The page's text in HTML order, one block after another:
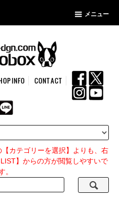
メニュー
CONTACT
カテゴリーを選択】よりも、右
】からの方が閲覧しやすいで
。